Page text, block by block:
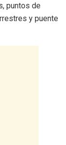
puntos de
y puente